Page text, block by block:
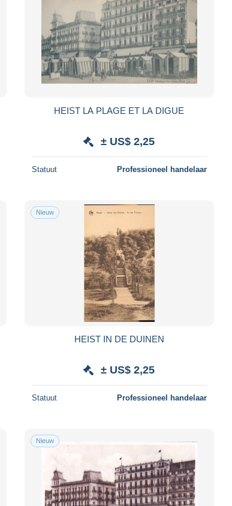
HEIST LA PLAGE ET LA DIGUE
± US$ 2,25
Statuut Professioneel handelaar
Nieuw
HEIST IN DE DUINEN
± US$ 2,25
Statuut Professioneel handelaar
Nieuw